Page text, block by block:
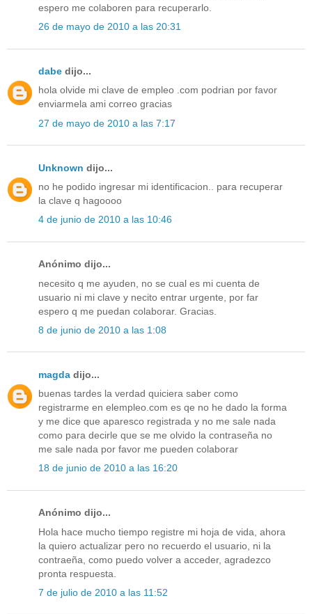
espero me colaboren para recuperarlo.
26 de mayo de 2010 a las 20:31
dabe dijo...
hola olvide mi clave de empleo .com podrian por favor
enviarmela ami correo gracias
27 de mayo de 2010 a las 7:17
Unknown dijo...
no he podido ingresar mi identificacion.. para recuperar
la clave q hagoooo
4 de junio de 2010 a las 10:46
Anónimo dijo...
necesito q me ayuden, no se cual es mi cuenta de
usuario ni mi clave y necito entrar urgente, por far
espero q me puedan colaborar. Gracias.
8 de junio de 2010 a las 1:08
magda dijo...
buenas tardes la verdad quiciera saber como
registrarme en elempleo.com es qe no he dado la forma
y me dice que aparesco registrada y no me sale nada
como para decirle que se me olvido la contraseña no
me sale nada por favor me pueden colaborar
18 de junio de 2010 a las 16:20
Anónimo dijo...
Hola hace mucho tiempo registre mi hoja de vida, ahora
la quiero actualizar pero no recuerdo el usuario, ni la
contraeña, como puedo volver a acceder, agradezco
pronta respuesta.
7 de julio de 2010 a las 11:52